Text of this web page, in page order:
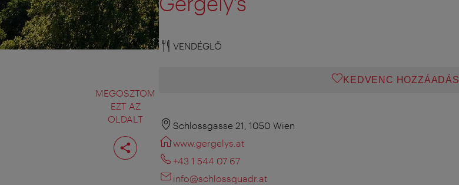
MEGOSZTOM
EZT AZ
OLDALT
Oldal
megosztása
VENDÉGLŐ
KEDVENC HOZZÁADÁS
Schlossgasse 21, 1050 Wien
www.gergelys.at
+43 1 544 07 67
info@schlossquadr.at